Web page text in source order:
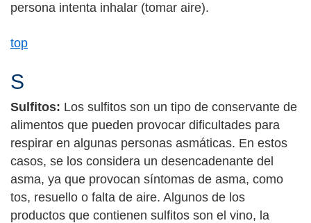
persona intenta inhalar (tomar aire).
top
S
Sulfitos: Los sulfitos son un tipo de conservante de
alimentos que pueden provocar dificultades para
respirar en algunas personas asmáticas. En estos
casos, se los considera un desencadenante del
asma, ya que provocan síntomas de asma, como
tos, resuello o falta de aire. Algunos de los
productos que contienen sulfitos son el vino, la